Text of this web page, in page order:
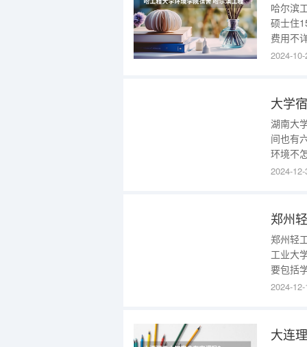
哈尔滨
硕士住
费用不
点，每
2024-
湖南大
间也有
环境不
至于吃
2024-
郑州
郑州轻
工业大
要包括
生的住
会提
2024-
大连